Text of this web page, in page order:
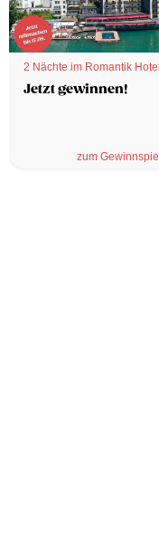
2 Nächte im Romantik Hotel
Jetzt gewinnen!
zum Gewinnspiel